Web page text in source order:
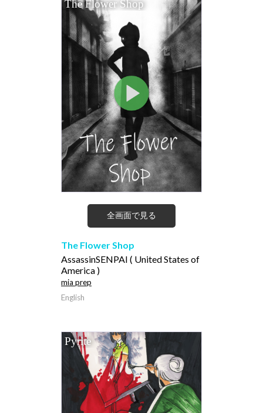
全画面で見る
The Flower Shop
AssassinSENPAI ( United States of
America )
mia prep
English